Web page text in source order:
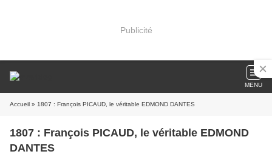
Publicité
MENU
Accueil » 1807 : François PICAUD, le véritable EDMOND DANTES
1807 : François PICAUD, le véritable EDMOND
DANTES